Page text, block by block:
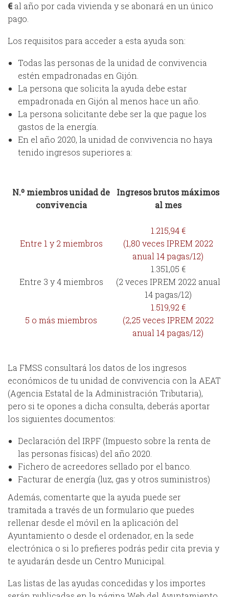
€al año por cada vivienda y se abonará en un único
pago.
Los requisitos para acceder a esta ayuda son:
Todas las personas de la unidad de convivencia
estén empadronadas en Gijón.
La persona que solicita la ayuda debe estar
empadronada en Gijón al menos hace un año.
La persona solicitante debe ser la que pague los
gastos de la energía.
En el año 2020, la unidad de convivencia no haya
tenido ingresos superiores a:
N.º miembros unidad de
convivencia
Ingresos brutos máximos
al mes
Entre 1 y 2 miembros
1.215,94 €
(1,80 veces IPREM 2022
anual 14 pagas/12)
Entre 3 y 4 miembros
1.351,05 €
(2 veces IPREM 2022 anual
14 pagas/12)
5 o más miembros
1.519,92 €
(2,25 veces IPREM 2022
anual 14 pagas/12)
La FMSS consultará los datos de los ingresos
económicos de tu unidad de convivencia con la AEAT
(Agencia Estatal de la Administración Tributaria),
pero si te opones a dicha consulta, deberás aportar
los siguientes documentos:
Declaración del IRPF (Impuesto sobre la renta de
las personas físicas) del año 2020.
Fichero de acreedores sellado por el banco.
Facturar de energía (luz, gas y otros suministros)
Además, comentarte que la ayuda puede ser
tramitada a través de un formulario que puedes
rellenar desde el móvil en la aplicación del
Ayuntamiento o desde el ordenador, en la sede
electrónica o si lo prefieres podrás pedir cita previa y
te ayudarán desde un Centro Municipal.
Las listas de las ayudas concedidas y los importes